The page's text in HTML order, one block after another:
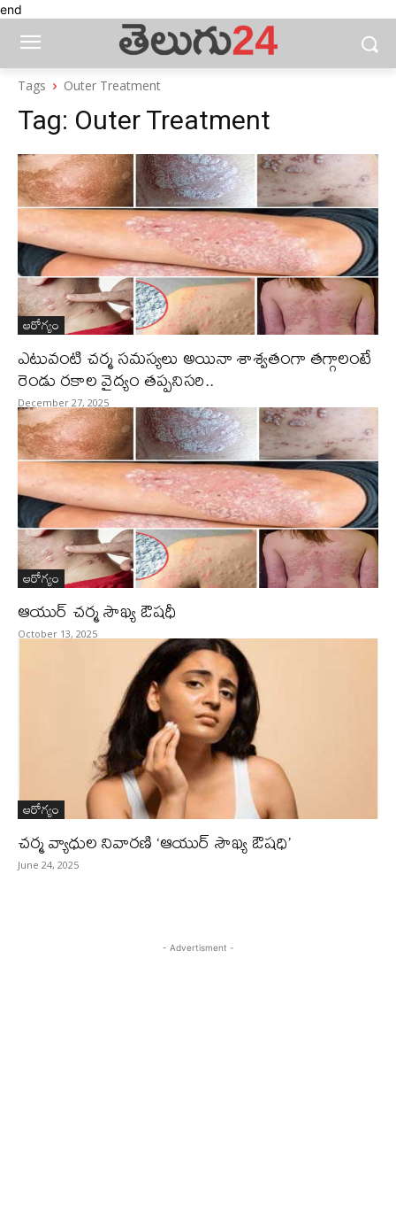
end
Tags Outer Treatment
Tag: Outer Treatment
ఆరోగ్యం
ఎటువంటి చర్మ సమస్యలు అయినా శాశ్వతంగా తగ్గాలంటే
రెండు రకాల వైద్యం తప్పనిసరి..
December 27, 2025
ఆరోగ్యం
ఆయుర్ చర్మ సౌఖ్య ఔషధీ
October 13, 2025
ఆరోగ్యం
చర్మ వ్యాధుల నివారణి ‘ఆయుర్ సౌఖ్య ఔషధి’
June 24, 2025
- Advertisment -